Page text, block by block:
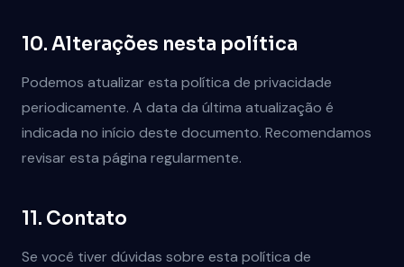
10. Alterações nesta política
Podemos atualizar esta política de privacidade
periodicamente. A data da última atualização é
indicada no início deste documento. Recomendamos
revisar esta página regularmente.
11. Contato
Se você tiver dúvidas sobre esta política de